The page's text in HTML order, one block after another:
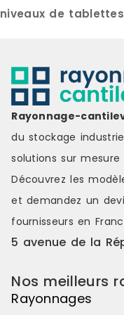
kg par
Tablette :
avec 4
aux
(poteaux
grises)
Côtés
Séparations
Renforts de
avec serrure
niveaux de tablettes
Rayonnage-
du stockage
solutions sur
Découvrez les
et demandez un
fournisseurs en
5 avenue de la
Nos meilleurs
Rayonnages